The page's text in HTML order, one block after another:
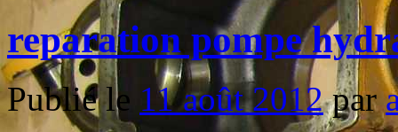
reparation pompe
Publié le 11 août 2012 par